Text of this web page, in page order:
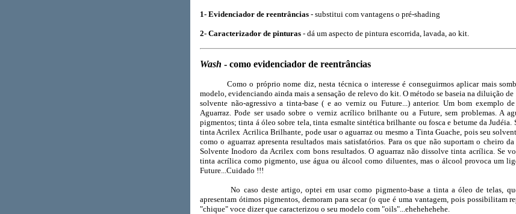
1- Evidenciador de reentrâncias - substitui com vantagens o pré-shading
2- Caracterizador de pinturas - dá um aspecto de pintura escorrida, lavada, ao kit.
Wash - como evidenciador de reentrâncias
Como o próprio nome diz, nesta técnica o interesse é conseguirmos aplicar mais
modelo, evidenciando ainda mais a sensação de relevo do kit. O método se baseia na diluição
solvente não-agressivo a tinta-base ( e ao verniz ou Future...) anterior. Um bom exemplo
Aguarraz. Pode ser usado sobre o verniz acrílico brilhante ou a Future, sem problemas. A
pigmentos; tinta á óleo sobre tela, tinta esmalte sintética brilhante ou fosca e betume da
tinta Acrilex Acrilica Brilhante, pode usar o aguarraz ou mesmo a Tinta Guache, pois seu
como o aguarraz apresenta resultados mais satisfatórios. Para os que não suportam o cheiro
Solvente Inodoro da Acrilex com bons resultados. O aguarraz não dissolve tinta acrílica. Se
tinta acrílica como pigmento, use água ou álcool como diluentes, mas o álcool provoca um
Future...Cuidado !!!
No caso deste artigo, optei em usar como pigmento-base a tinta a óleo de telas, que
apresentam ótimos pigmentos, demoram para secar (o que é uma vantagem, pois possibilitam
"chique" voce dizer que caracterizou o seu modelo com "oils"...ehehehehehe.